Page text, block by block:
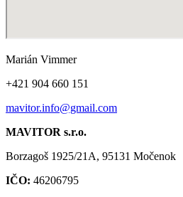
Marián Vimmer
+421 904 660 151
mavitor.info@gmail.com
MAVITOR s.r.o.
Borzagoš 1925/21A, 95131 Močenok​
IČO: 46206795